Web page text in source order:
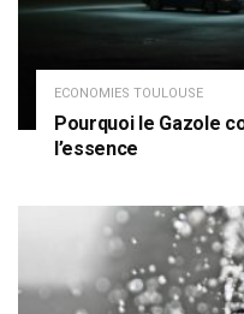
ECONOMIES TOULOUSE
Pourquoi le Gazole
l’essence